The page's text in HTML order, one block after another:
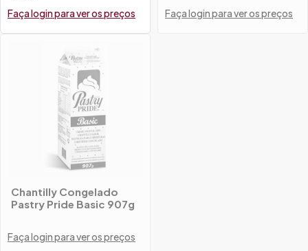
Faça login para ver os preços Faça login para ver os preços
Chantilly Congelado
Pastry Pride Basic 907g
Faça login para ver os preços